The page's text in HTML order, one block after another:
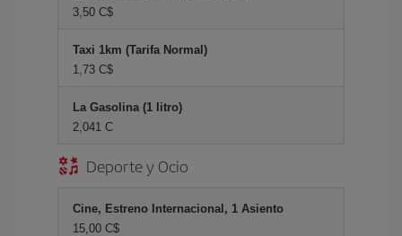
3,50 C$
Taxi 1km (Tarifa Normal)
1,73 C$
La Gasolina (1 litro)
2,041 C
Deporte y Ocio
Cine, Estreno Internacional, 1 Asiento
15,00 C$